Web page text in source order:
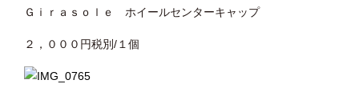
Ｇｉｒａｓｏｌｅ ホイールセンターキャップ
２，０００円税別/１個